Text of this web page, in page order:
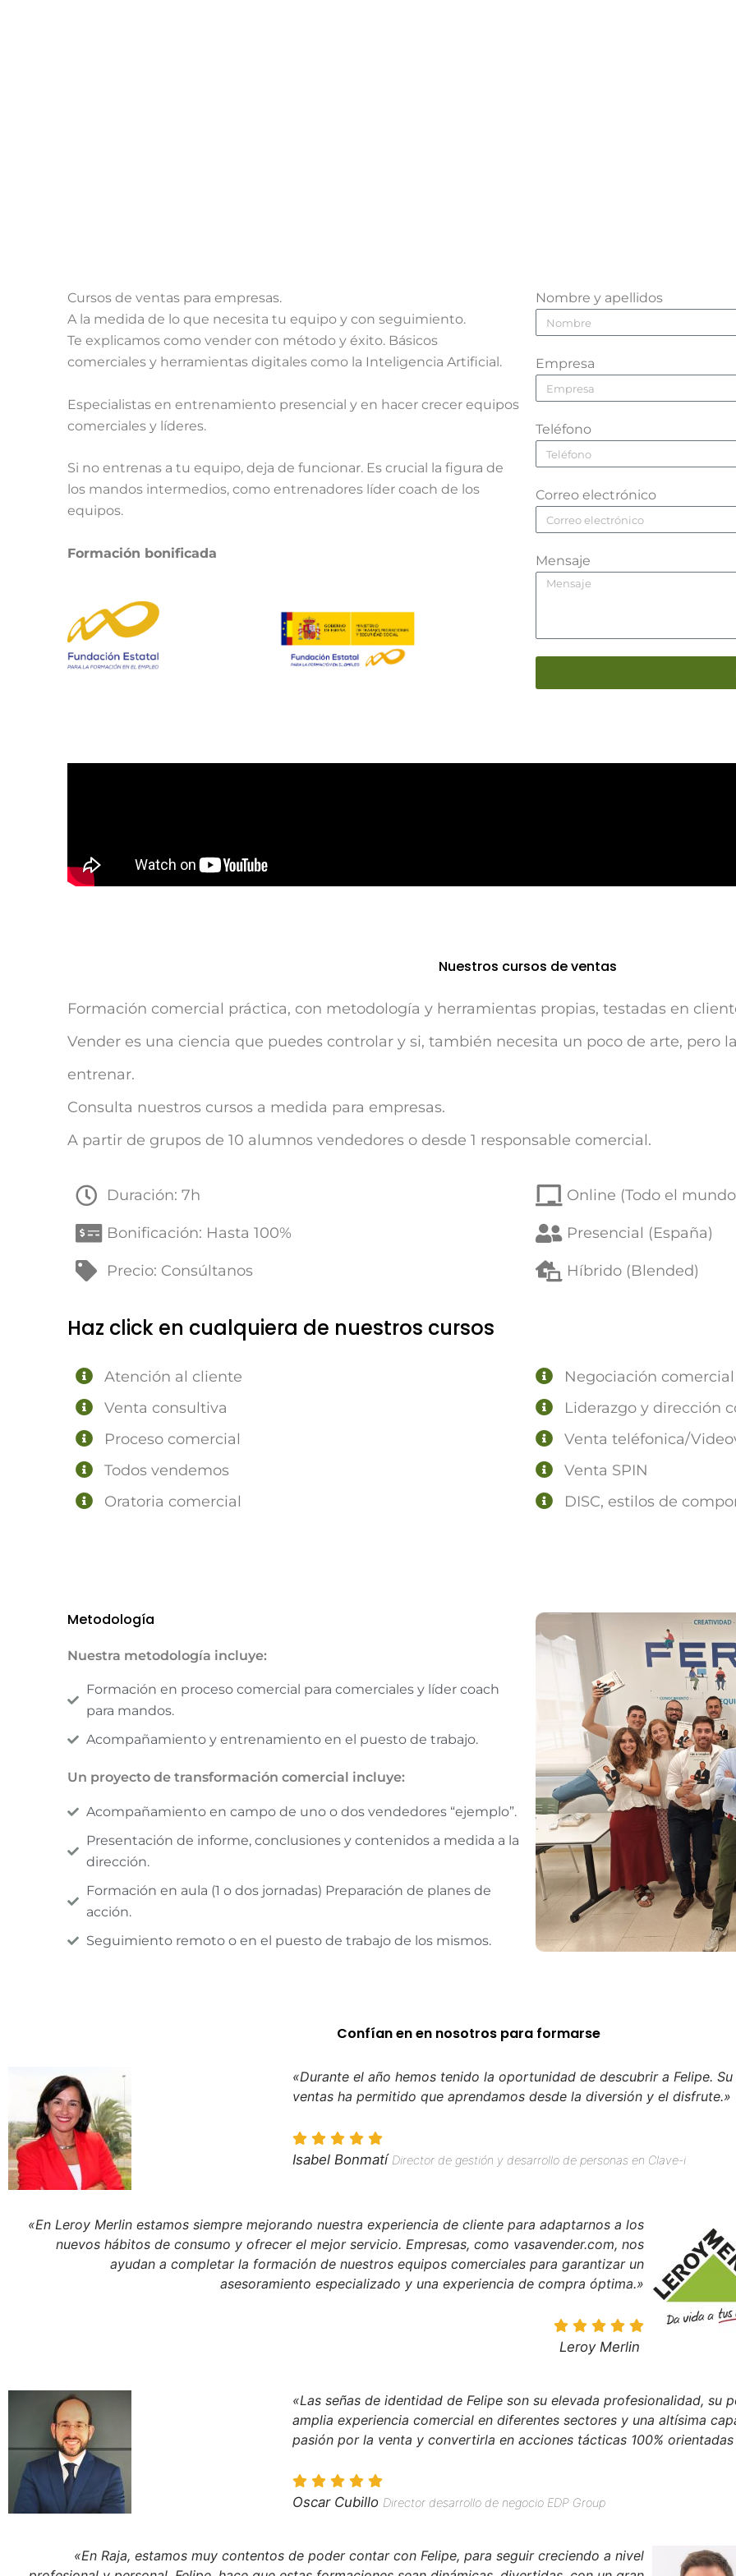
Cursos de ventas para empresas.
A la medida de lo que necesita tu equipo y con seguimiento.
Te explicamos como vender con método y éxito. Básicos
comerciales y herramientas digitales como la Inteligencia Artificial.
Especialistas en entrenamiento presencial y en hacer crecer equipos
comerciales y líderes.
Si no entrenas a tu equipo, deja de funcionar. Es crucial la figura de
los mandos intermedios, como entrenadores líder coach de los
equipos.
Formación bonificada
Nombre y apellidos
Empresa
Teléfono
Correo electrónico
Mensaje
Nuestros cursos de ventas
Formación comercial práctica, con metodología y herramientas propias, testadas en
Vender es una ciencia que puedes controlar y si, también necesita un poco de arte, pero
entrenar.
Consulta nuestros cursos a medida para empresas.
A partir de grupos de 10 alumnos vendedores o desde 1 responsable comercial.
Duración: 7h
Bonificación: Hasta 100%
Precio: Consúltanos
Online (Todo el
Presencial (España)
Híbrido (Blended)
Haz click en cualquiera de nuestros cursos
Atención al cliente
Venta consultiva
Proceso comercial
Todos vendemos
Oratoria comercial
Negociación comercial
Liderazgo y dirección
Venta teléfonica/
Venta SPIN
DISC, estilos de
Metodología
Nuestra metodología incluye:
Formación en proceso comercial para comerciales y líder coach
para mandos.
Acompañamiento y entrenamiento en el puesto de trabajo.
Un proyecto de transformación comercial incluye:
Acompañamiento en campo de uno o dos vendedores “ejemplo”.
Presentación de informe, conclusiones y contenidos a medida a la
dirección.
Formación en aula (1 o dos jornadas) Preparación de planes de
acción.
Seguimiento remoto o en el puesto de trabajo de los mismos.
Confían en en nosotros para formarse
«Durante el año hemos tenido la oportunidad de descubrir a Felipe.
ventas ha permitido que aprendamos desde la diversión y el disfrute.»
Isabel Bonmatí Director de gestión y desarrollo de personas en Clave-i
«En Leroy Merlin estamos siempre mejorando nuestra experiencia de cliente para adaptarnos a los
nuevos hábitos de consumo y ofrecer el mejor servicio. Empresas, como vasavender.com, nos
ayudan a completar la formación de nuestros equipos comerciales para garantizar un
asesoramiento especializado y una experiencia de compra óptima.»
Leroy Merlin
«Las señas de identidad de Felipe son su elevada profesionalidad, su
amplia experiencia comercial en diferentes sectores y una altísima
pasión por la venta y convertirla en acciones tácticas 100%
Oscar Cubillo Director desarrollo de negocio EDP Group
«En Raja, estamos muy contentos de poder contar con Felipe, para seguir creciendo a nivel